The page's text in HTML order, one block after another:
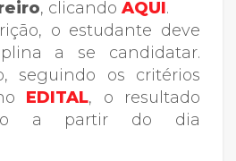
, clicando AQUI.
o estudante deve
a se candidatar.
seguindo os critérios
EDITAL, o resultado
a partir do dia